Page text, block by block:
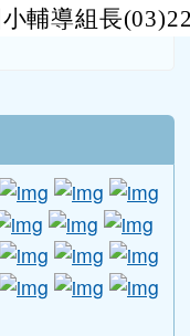
輔導組長
\ \
link to https://link to https://
link to
\
\
to http://
link to http://
link to
\
\
link to http://goo.gl/
link to http://
link to
iWIN/
link to https://
link to https://
link to
link to
lp-3560-
cp-
tycsgcc/ \